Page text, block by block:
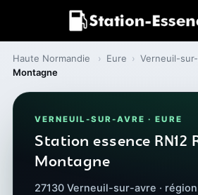
Haute Normandie › Eure › Verneuil-
Montagne
VERNEUIL-SUR-AVRE · EURE
Station essence RN12
Montagne
27130 Verneuil-sur-avre ·